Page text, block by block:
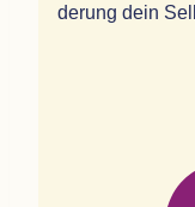
de­rung dein